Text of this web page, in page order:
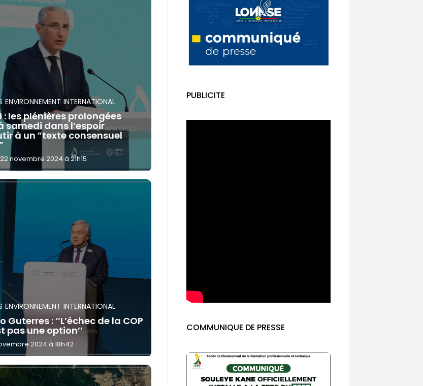
ENVIRONNEMENT INTERNATIONAL
: les plénières prolongées
samedi dans l’espoir
à un ”texte consensuel
novembre 2024 à 21h15
ENVIRONNEMENT INTERNATIONAL
Guterres : ‘’L’échec de la COP
pas une option’’
2024 à 18h42
PUBLICITE
COMMUNIQUE DE PRESSE